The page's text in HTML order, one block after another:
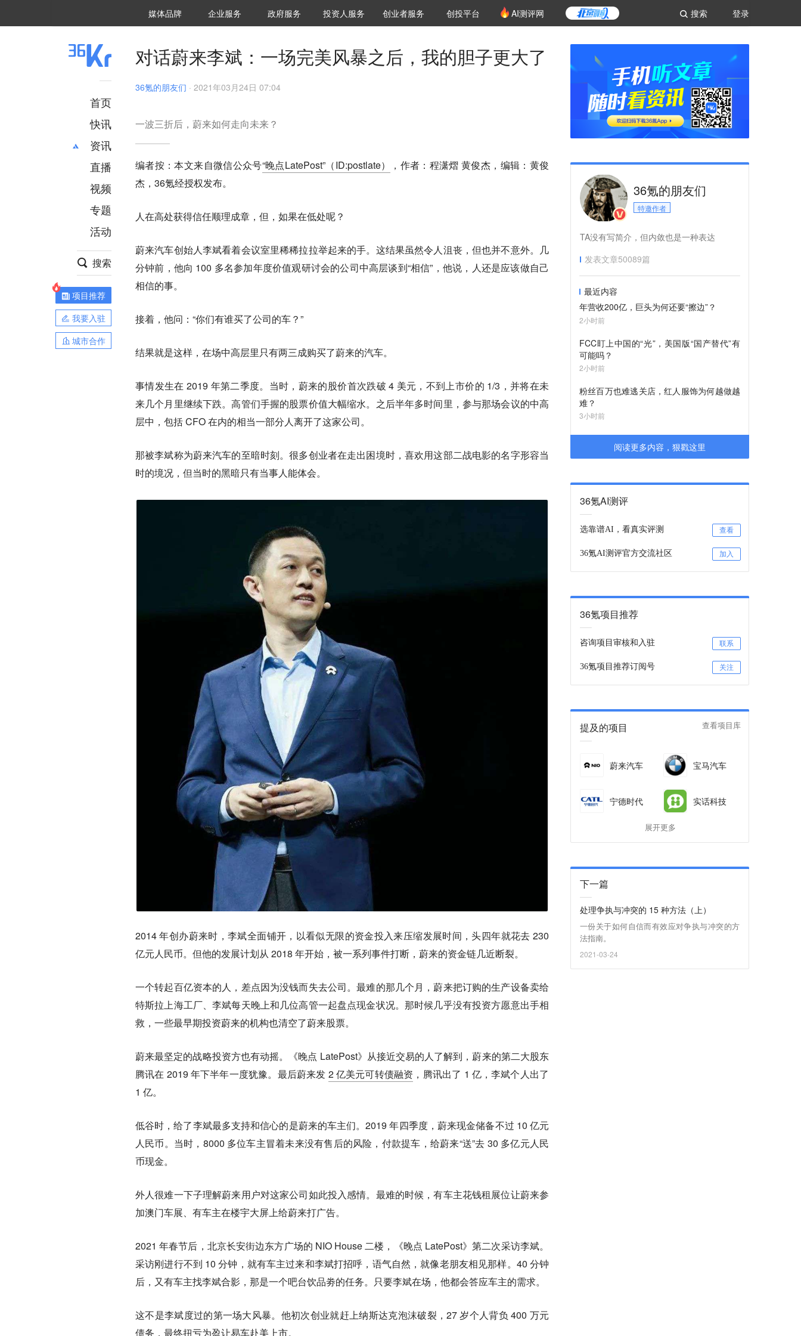
登录
搜索
媒体品牌 36Kr研究院
企业服务 城市之窗
政府服务 VClub投资机构库
投资机构职位推介
投资人服务 创投氪堂
创业者服务 创投平台 AI测评网
首页
快讯
资讯
推荐
财经
项目推荐
安徽
直播
视频
专题
活动
搜索
项目推荐
我要入驻
城市合作
对话蔚来李斌：一场完美风暴之后，我的胆子更大了
36氪的朋友们 · 2021年03月24日 07:04
一波三折后，蔚来如何走向未来？
编者按：本文来自微信公众号“晚点LatePost”（ID:postlate） ，作者： 程潇熠 黄俊杰， 编辑：黄俊
杰 ，36氪经授权发布。
人在高处获得信任顺理成章，但，如果在低处呢？
蔚来汽车创始人李斌看着会议室里稀稀拉拉举起来的手。这结果虽然令人沮丧，但也并不意外。几
分钟前，他向 100 多名参加年度价值观研讨会的公司中高层谈到“相信”，他说，人还是应该做自己
相信的事。
接着，他问：“你们有谁买了公司的车？”
结果就是这样，在场中高层里只有两三成购买了蔚来的汽车。
事情发生在 2019 年第二季度。当时，蔚来的股价首次跌破 4 美元，不到上市价的 1/3，并将在未
来几个月里继续下跌。高管们手握的股票价值大幅缩水。之后半年多时间里，参与那场会议的中高
层中，包括 CFO 在内的相当一部分人离开了这家公司。
那被李斌称为蔚来汽车的至暗时刻。很多创业者在走出困境时，喜欢用这部二战电影的名字形容当
时的境况，但当时的黑暗只有当事人能体会。
2014 年创办蔚来时，李斌全面铺开，以看似无限的资金投入来压缩发展时间，头四年就花去 230
亿元人民币。但他的发展计划从 2018 年开始，被一系列事件打断，蔚来的资金链几近断裂。
一个转起百亿资本的人，差点因为没钱而失去公司。最难的那几个月，蔚来把订购的生产设备卖给
特斯拉上海工厂、李斌每天晚上和几位高管一起盘点现金状况。那时候几乎没有投资方愿意出手相
救，一些最早期投资蔚来的机构也清空了蔚来股票。
蔚来最坚定的战略投资方也有动摇。《晚点 LatePost》从接近交易的人了解到，蔚来的第二大股东
腾讯在 2019 年下半年一度犹豫。最后蔚来发 2 亿美元可转债融资 ，腾讯出了 1 亿，李斌个人出了
1 亿。
低谷时，给了李斌最多支持和信心的是蔚来的车主们。2019 年四季度，蔚来现金储备不过 10 亿元
人民币。当时，8000 多位车主冒着未来没有售后的风险，付款提车，给蔚来“送”去 30 多亿元人民
币现金。
外人很难一下子理解蔚来用户对这家公司如此投入感情。最难的时候，有车主花钱租展位让蔚来参
加澳门车展、有车主在楼宇大屏上给蔚来打广告。
2021 年春节后，北京长安街边东方广场的 NIO House 二楼，《晚点 LatePost》第二次采访李斌。
采访刚进行不到 10 分钟，就有车主过来和李斌打招呼，语气自然，就像老朋友相见那样。40 分钟
后，又有车主找李斌合影，那是一个吧台饮品劵的任务。只要李斌在场，他都会答应车主的需求。
这不是李斌度过的第一场大风暴。他初次创业就赶上纳斯达克泡沫破裂，27 岁个人背负 400 万元
债务，最终扭亏为盈让易车赴美上市。
36氪的朋友们
特邀作者
TA没有写简介，但内敛也是一种表达
发表文章50089篇
最近内容
年营收200亿，巨头为何还要“擦边”？
2小时前
FCC盯上中国的“光”，美国版“国产替代”有
可能吗？
2小时前
粉丝百万也难逃关店，红人服饰为何越做越
难？
3小时前
阅读更多内容，狠戳这里
36氪AI测评
选靠谱AI，看真实评测 查看
36氪AI测评官方交流社区 加入
36氪项目推荐
咨询项目审核和入驻 联系
36氪项目推荐订阅号 关注
提及的项目 查看项目库
蔚来汽车 宝马汽车
宁德时代 实话科技
展开更多
下一篇
处理争执与冲突的 15 种方法（上）
一份关于如何自信而有效应对争执与冲突的方
法指南。
2021-03-24